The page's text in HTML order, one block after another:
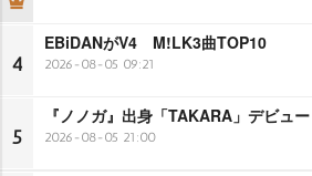
4
EBiDANがV4 M!LK3曲TOP10
2026-08-05 09:21
5
『ノノガ』出身「TAKARA」デビュー
2026-08-05 21:00